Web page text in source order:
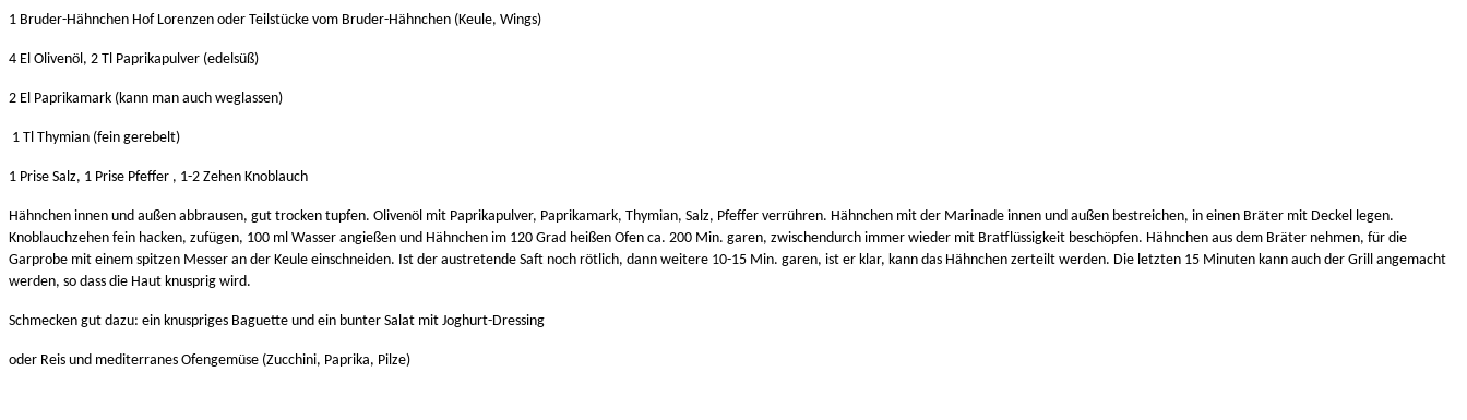
1 Bruder-Hähnchen Hof Lorenzen oder Teilstücke vom Bruder-Hähnchen (Keule, Wings)
4 El Olivenöl, 2 Tl Paprikapulver (edelsüß)
2 El Paprikamark (kann man auch weglassen)
1 Tl Thymian (fein gerebelt)
1 Prise Salz, 1 Prise Pfeffer , 1-2 Zehen Knoblauch
Hähnchen innen und außen abbrausen, gut trocken tupfen. Olivenöl mit Paprikapulver, Paprikamark, Thymian, Salz, Pfeffer verrühren. Hähnchen mit der Marinade innen und außen bestreichen, in einen Bräter mit Deckel legen.
Knoblauchzehen fein hacken, zufügen, 100 ml Wasser angießen und Hähnchen im 120 Grad heißen Ofen ca. 200 Min. garen, zwischendurch immer wieder mit Bratflüssigkeit beschöpfen. Hähnchen aus dem Bräter nehmen, für die
Garprobe mit einem spitzen Messer an der Keule einschneiden. Ist der austretende Saft noch rötlich, dann weitere 10-15 Min. garen, ist er klar, kann das Hähnchen zerteilt werden. Die letzten 15 Minuten kann auch der Grill angemacht
werden, so dass die Haut knusprig wird.
Schmecken gut dazu: ein knuspriges Baguette und ein bunter Salat mit Joghurt-Dressing
oder Reis und mediterranes Ofengemüse (Zucchini, Paprika, Pilze)